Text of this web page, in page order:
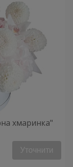
хмаринка"
Уточнити